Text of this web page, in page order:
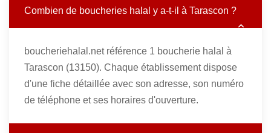
Combien de boucheries halal y a-t-il à Tarascon ?
boucheriehalal.net référence 1 boucherie halal à
Tarascon (13150). Chaque établissement dispose
d'une fiche détaillée avec son adresse, son numéro
de téléphone et ses horaires d'ouverture.